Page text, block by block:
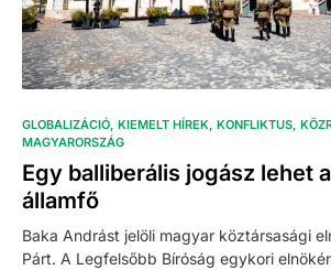
GLOBALIZÁCIÓ KIEMELT HÍREK KONFLIKTUS
MAGYARORSZÁG
Egy balliberális jogász lehet
államfő
Baka Andrást jelöli magyar köztársasági
Párt. A Legfelsőbb Bíróság egykori